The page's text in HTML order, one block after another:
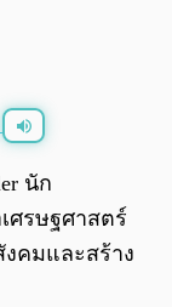
นัก
ศรษฐศาสตร์
คมและสร้าง